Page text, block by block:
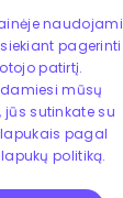
klientus ir jų
ir
naudojami
pagerinti
patirtį.
mūsų
jūs sutinkate su
pagal
politiką.